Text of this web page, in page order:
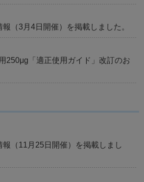
（3月4日開催）を掲載しました。
250μg「適正使用ガイド」改訂のお
報（11月25日開催）を掲載しまし